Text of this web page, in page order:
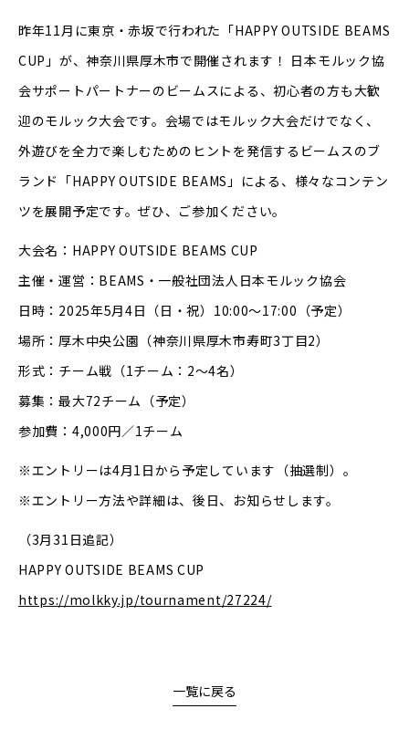
昨年11月に東京・赤坂で行われた「HAPPY OUTSIDE BEAMS
CUP」が、神奈川県厚木市で開催されます！ 日本モルック協
会サポートパートナーのビームスによる、初心者の方も大歓
迎のモルック大会です。会場ではモルック大会だけでなく、
外遊びを全力で楽しむためのヒントを発信するビームスのブ
ランド「HAPPY OUTSIDE BEAMS」による、様々なコンテン
ツを展開予定です。ぜひ、ご参加ください。
大会名：HAPPY OUTSIDE BEAMS CUP
主催・運営：BEAMS・一般社団法人日本モルック協会
日時：2025年5月4日（日・祝）10:00～17:00（予定）
場所：厚木中央公園（神奈川県厚木市寿町3丁目2）
形式：チーム戦（1チーム：2～4名）
募集：最大72チーム（予定）
参加費：4,000円／1チーム
※エントリーは4月1日から予定しています（抽選制）。
※エントリー方法や詳細は、後日、お知らせします。
（3月31日追記）
HAPPY OUTSIDE BEAMS CUP
https://molkky.jp/tournament/27224/
一覧に戻る